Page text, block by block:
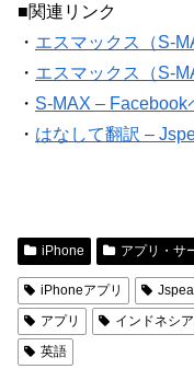
■関連リンク
・ エスマックス（S-
・ エスマックス（S-
・ S-MAX – Facebook
・ はなして翻訳 –
iPhone アプリ・サ
iPhoneアプリ
アプリ
インドネシ
英語